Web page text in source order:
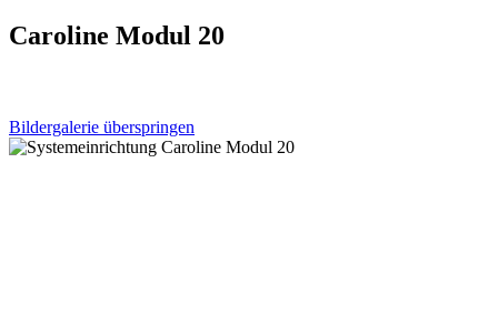
Caroline Modul 20
Bildergalerie überspringen